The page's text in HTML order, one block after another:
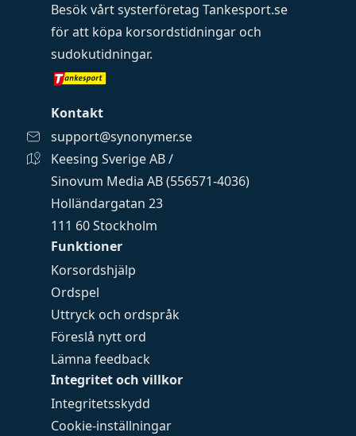
Funktioner
Korsordshjälp
Ordspel
Uttryck och ordspråk
Föreslå nytt ord
Lämna feedback
Integritet och villkor
Integritetsskydd
Cookie-inställningar
Besök vårt systerföretag Tankesport.se
för att köpa korsordstidningar och
sudokutidningar.
Kontakt
support@synonymer.se
Keesing Sverige AB /
Sinovum Media AB (556571-4036)
Holländargatan 23
111 60 Stockholm